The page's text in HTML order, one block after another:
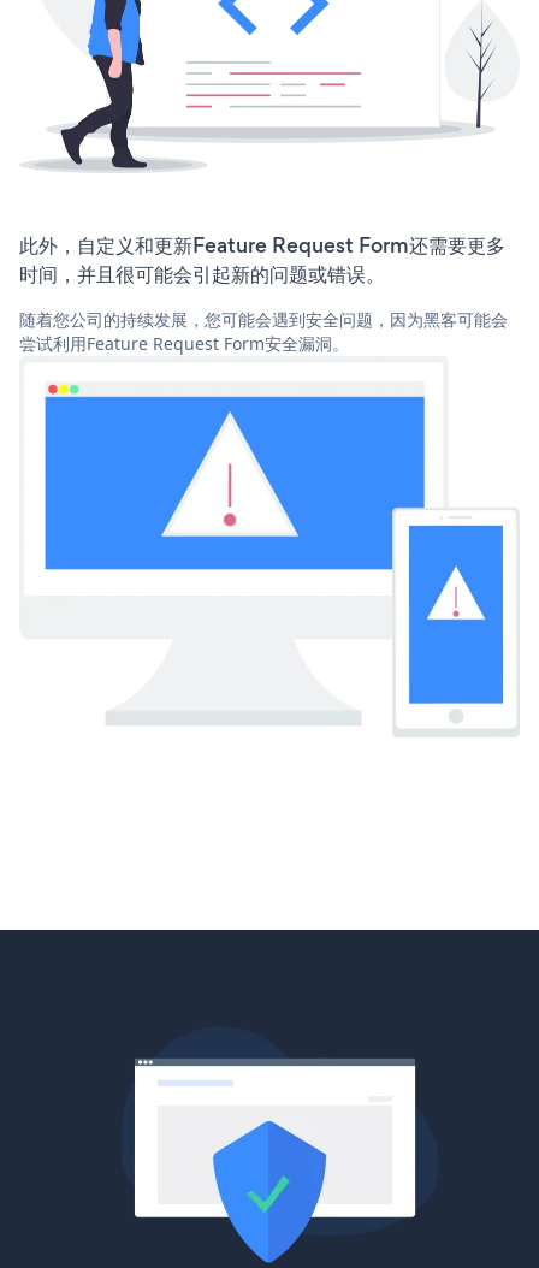
此外，自定义和更新Feature Request Form还需要更多
时间，并且很可能会引起新的问题或错误。
随着您公司的持续发展，您可能会遇到安全问题，因为黑客可能会
尝试利用Feature Request Form安全漏洞。